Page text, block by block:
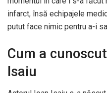
infarct, însă echipajele
putut face nimic pentru a-i
Cum a
Isaiu